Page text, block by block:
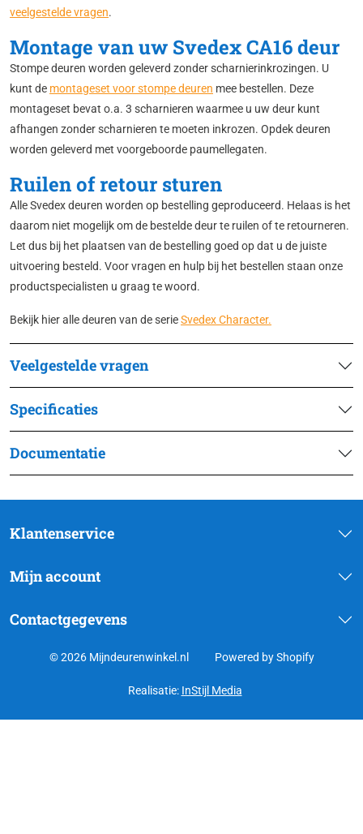
veelgestelde vragen.
Montage van uw Svedex CA16 deur
Stompe deuren worden geleverd zonder scharnierinkrozingen. U
kunt de montageset voor stompe deuren mee bestellen. Deze
montageset bevat o.a. 3 scharnieren waarmee u uw deur kunt
afhangen zonder scharnieren te moeten inkrozen. Opdek deuren
worden geleverd met voorgeboorde paumellegaten.
Ruilen of retour sturen
Alle Svedex deuren worden op bestelling geproduceerd. Helaas is het
daarom niet mogelijk om de bestelde deur te ruilen of te retourneren.
Let dus bij het plaatsen van de bestelling goed op dat u de juiste
uitvoering besteld. Voor vragen en hulp bij het bestellen staan onze
productspecialisten u graag te woord.
Bekijk hier alle deuren van de serieSvedex Character.
Veelgestelde vragen
Specificaties
Documentatie
Klantenservice
Mijn account
Contactgegevens
© 2026 Mijndeurenwinkel.nl Powered by Shopify
Realisatie: InStijl Media